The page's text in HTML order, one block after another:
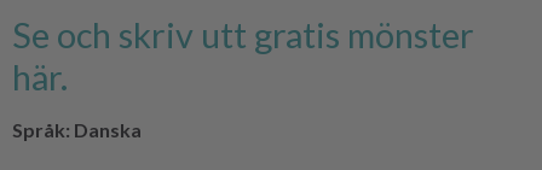
Se och skriv utt gratis mönster
här.
Språk: Danska